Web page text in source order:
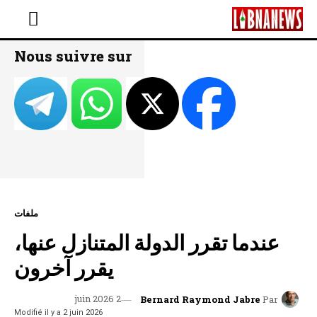
Nous suivre sur
ملفات
عندما تقرر الدولة المتنازل عنها،
يقرر آخرون
Par
Bernard Raymond Jabre
2 juin 2026
Modifié il y a 2 juin 2026